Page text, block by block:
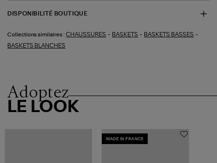
DISPONIBILITÉ BOUTIQUE
Collections similaires : CHAUSSURES - BASKETS - BASKETS BASSES -
BASKETS BLANCHES
Adoptez
LE LOOK
MADE IN FRANCE